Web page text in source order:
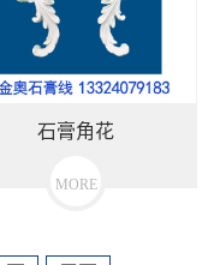
石膏角花
MORE